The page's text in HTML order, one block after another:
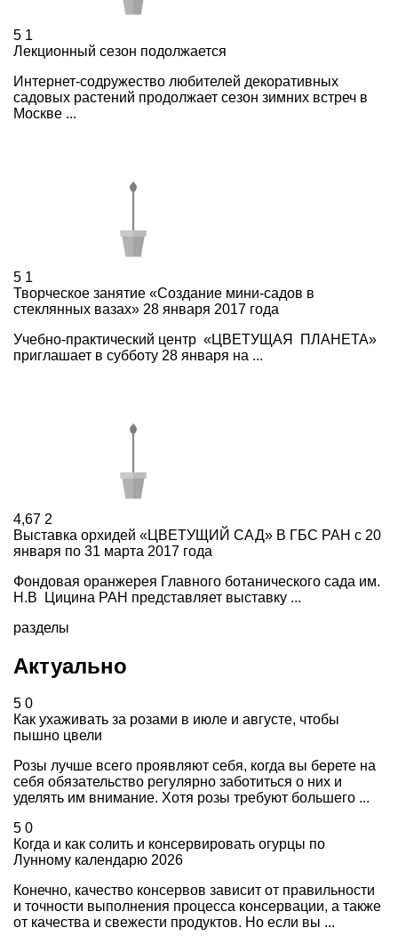
5 1
Лекционный сезон подолжается
Интернет-содружество любителей декоративных
садовых растений продолжает сезон зимних встреч в
Москве ...
5 1
Творческое занятие «Создание мини-садов в
стеклянных вазах» 28 января 2017 года
Учебно-практический центр «ЦВЕТУЩАЯ ПЛАНЕТА»
приглашает в субботу 28 января на ...
4,67 2
Выставка орхидей «ЦВЕТУЩИЙ САД» В ГБС РАН с 20
января по 31 марта 2017 года
Фондовая оранжерея Главного ботанического сада им.
Н.В Цицина РАН представляет выставку ...
разделы
Актуально
5 0
Как ухаживать за розами в июле и августе, чтобы
пышно цвели
Розы лучше всего проявляют себя, когда вы берете на
себя обязательство регулярно заботиться о них и
уделять им внимание. Хотя розы требуют большего ...
5 0
Когда и как солить и консервировать огурцы по
Лунному календарю 2026
Конечно, качество консервов зависит от правильности
и точности выполнения процесса консервации, а также
от качества и свежести продуктов. Но если вы ...